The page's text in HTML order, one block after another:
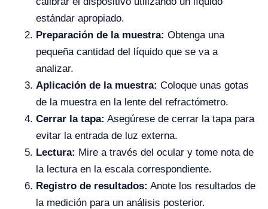
estándar apropiado.
Preparación de la muestra: Obtenga una
pequeña cantidad del líquido que se va a
analizar.
Aplicación de la muestra: Coloque unas gotas
de la muestra en la lente del refractómetro.
Cerrar la tapa: Asegúrese de cerrar la tapa para
evitar la entrada de luz externa.
Lectura: Mire a través del ocular y tome nota de
la lectura en la escala correspondiente.
Registro de resultados: Anote los resultados de
la medición para un análisis posterior.